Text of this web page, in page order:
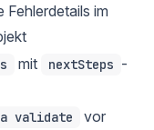
Fehlerdetails im
mit nextSteps -
validate vor